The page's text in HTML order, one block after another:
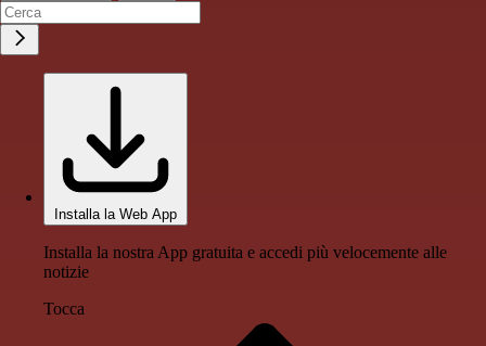
Installa la Web App
Installa la nostra App gratuita e accedi più velocemente alle
notizie
Tocca